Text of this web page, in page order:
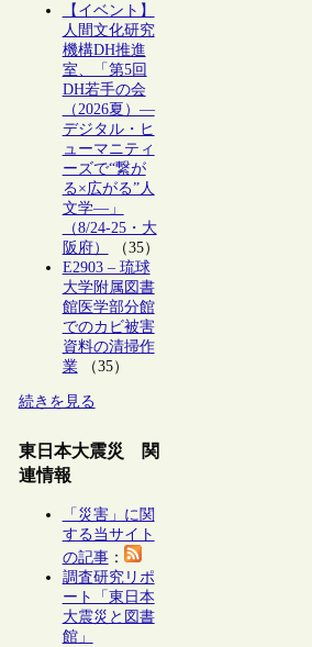
【イベント】
人間文化研究
機構DH推進
室、「第5回
DH若手の会
（2026夏）―
デジタル・ヒ
ューマニティ
ーズで“繋が
る×広がる”人
文学―」
（8/24-25・大
阪府）
（35）
E2903 – 琉球
大学附属図書
館医学部分館
でのカビ被害
資料の清掃作
業（35）
続きを見る
東日本大震災 関
連情報
「災害」に関
する当サイト
の記事：
調査研究リポ
ート「東日本
大震災と図書
館」